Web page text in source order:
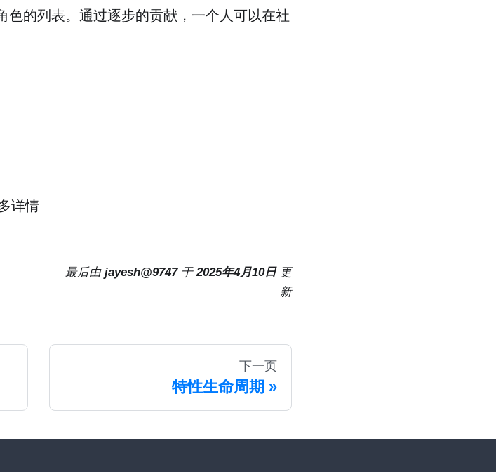
色的列表。通过逐步的贡献，一个人可以在社
详情
最后由 jayesh@9747 于2025年4月10日 更
新
下一页
特性生命周期